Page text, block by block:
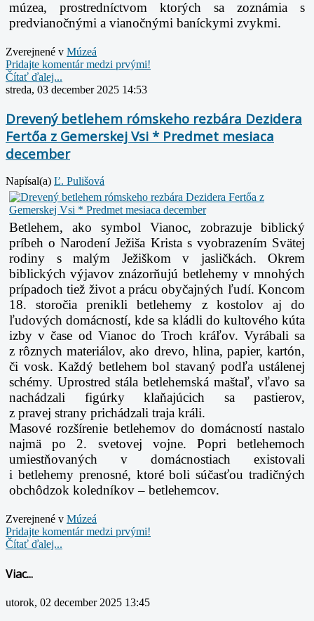
múzea, prostredníctvom ktorých sa zoznámia s
predvianočnými a vianočnými baníckymi zvykmi.
Zverejnené v Múzeá
Pridajte komentár medzi prvými!
Čítať ďalej...
streda, 03 december 2025 14:53
Drevený betlehem rómskeho rezbára Dezidera
Fertőa z Gemerskej Vsi * Predmet mesiaca
december
Napísal(a) Ľ. Pulišová
Betlehem, ako symbol Vianoc, zobrazuje biblický
príbeh o Narodení Ježiša Krista s vyobrazením Svätej
rodiny s malým Ježiškom v jasličkách. Okrem
biblických výjavovznázorňujú betlehemy v mnohých
prípadoch tiež život a prácu obyčajných ľudí. Koncom
18.storočia prenikli betlehemy z kostolov aj do
ľudových domácností, kde sa kládli do kultového kúta
izby v čase od Vianoc do Troch kráľov. Vyrábali sa
z rôznych materiálov, ako drevo, hlina, papier, kartón,
či vosk. Každý betlehem bol stavaný podľa ustálenej
schémy. Uprostredstála betlehemská maštaľ, vľavo sa
nachádzali figúrky klaňajúcich sa pastierov,
z pravej strany prichádzali traja králi.
Masové rozšírenie betlehemov do domácností nastalo
najmä po 2. svetovej vojne. Popri betlehemoch
umiestňovaných v domácnostiach existovali
i betlehemy prenosné, ktoré boli súčasťou tradičných
obchôdzok koledníkov – betlehemcov.
Zverejnené v Múzeá
Pridajte komentár medzi prvými!
Čítať ďalej...
Viac...
utorok, 02 december 2025 13:45